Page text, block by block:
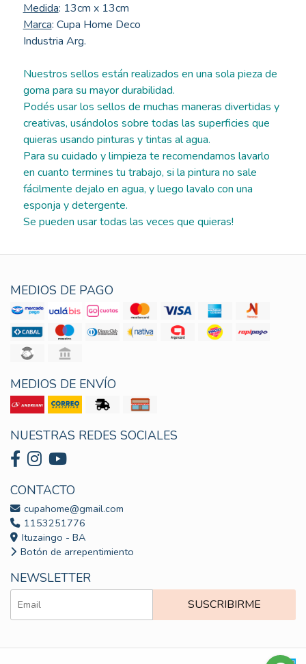
Medida: 13cm x 13cm
Marca: Cupa Home Deco
Industria Arg.
Nuestros sellos están realizados en una sola pieza de
goma para su mayor durabilidad.
Podés usar los sellos de muchas maneras divertidas y
creativas, usándolos sobre todas las superficies que
quieras usando pinturas y tintas al agua.
Para su cuidado y limpieza te recomendamos lavarlo
en cuanto termines tu trabajo, si la pintura no sale
fácilmente dejalo en agua, y luego lavalo con una
esponja y detergente.
Se pueden usar todas las veces que quieras!
MEDIOS DE PAGO
MEDIOS DE ENVÍO
NUESTRAS REDES SOCIALES
CONTACTO
cupahome@gmail.com
1153251776
Ituzaingo - BA
Botón de arrepentimiento
NEWSLETTER
SUSCRIBIRME